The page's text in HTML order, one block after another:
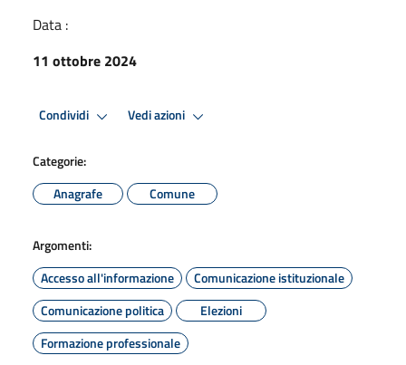
Data :
11 ottobre 2024
Condividi Vedi azioni
Categorie:
Anagrafe
Comune
Argomenti:
Accesso all'informazione
Comunicazione istituzionale
Comunicazione politica
Elezioni
Formazione professionale